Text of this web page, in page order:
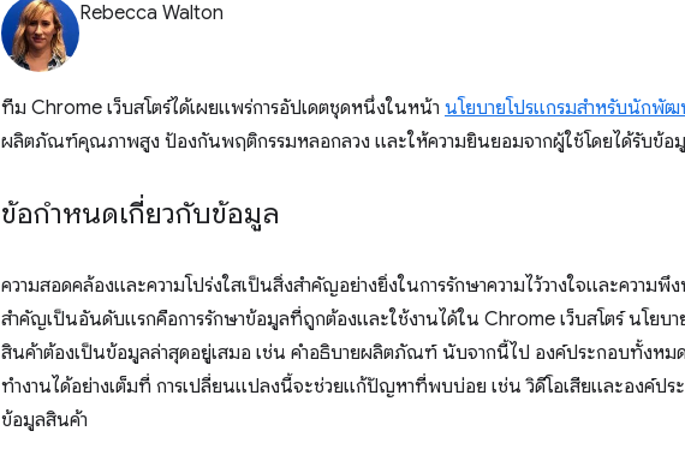
Rebecca Walton
ทีม Chrome เว็บสโตร์ได้เผยแพร่การอัปเดตชุดหนึ่งในหน้า นโยบายโปรแกรมสำหรับนักพั
ผลิตภัณฑ์คุณภาพสูง ป้องกันพฤติกรรมหลอกลวง และให้ความยินยอมจากผู้ใช้โดยได้รับข้อ
ข้อกําหนดเกี่ยวกับข้อมูล
ความสอดคล้องและความโปร่งใสเป็นสิ่งสำคัญอย่างยิ่งในการรักษาความไว้วางใจและความ
สำคัญเป็นอันดับแรกคือการรักษาข้อมูลที่ถูกต้องและใช้งานได้ใน Chrome เว็บสโตร์ นโยบ
สินค้าต้องเป็นข้อมูลล่าสุดอยู่เสมอ เช่น คำอธิบายผลิตภัณฑ์ นับจากนี้ไป องค์ประกอบทั้งหม
ทำงานได้อย่างเต็มที่ การเปลี่ยนแปลงนี้จะช่วยแก้ปัญหาที่พบบ่อย เช่น วิดีโอเสียและองค์ป
ข้อมูลสินค้า